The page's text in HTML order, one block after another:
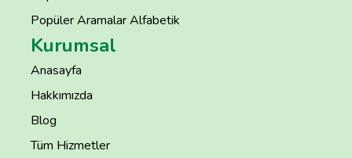
Popüler Aramalar Alfabetik
Kurumsal
Anasayfa
Hakkımızda
Blog
Tüm Hizmetler